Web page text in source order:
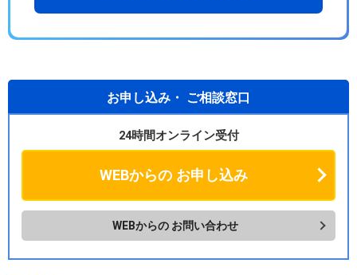
お申し込み・ ご相談窓口
24時間オンライン受付
WEBからのお申し込み
WEBからの お問い合わせ